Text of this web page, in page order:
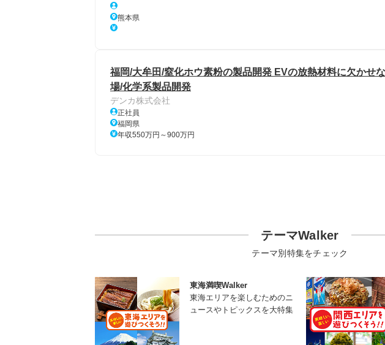
熊本県
福岡/大牟田/窒化ホウ素粉の製品開発 EVの放熱材料に欠かせ
場/化学系製品開発
デンカ株式会社
正社員
福岡県
年収550万円～900万円
テーマWalker
テーマ別特集をチェック
東海満喫Walker
東海エリアを楽しむためのニ
ュースやトピックスを大特集